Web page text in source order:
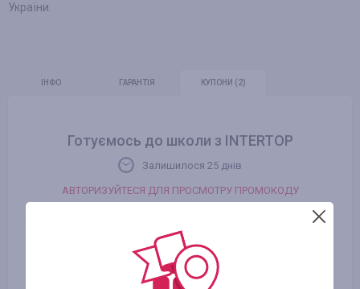
України.
ІНФО ГАРАНТІЯ КУПОНИ (2)
Готуємось до школи з INTERTOP
Залишилося 25 днів
АВТОРИЗУЙТЕСЯ ДЛЯ ПРОСМОТРУ ПРОМОКОДУ
До -70% в INTERTOP
Залишилося 1 місяць